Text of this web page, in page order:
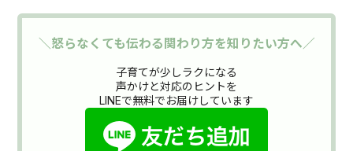
＼怒らなくても伝わる関わり方を知りたい方へ／
子育てが少しラクになる
声かけと対応のヒントを
LINEで無料でお届けしています